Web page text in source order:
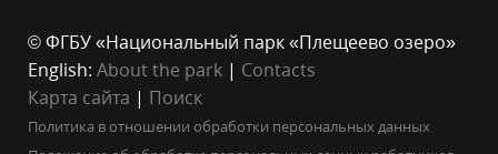
© ФГБУ «Национальный парк «Плещеево озеро»
English: About the park | Contacts
Карта сайта | Поиск
Политика в отношении обработки персональных данных